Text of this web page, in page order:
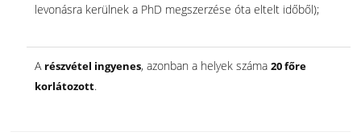
levonásra kerülnek a PhD megszerzése óta eltelt időből);
A részvétel ingyenes, azonban a helyek száma 20 főre
korlátozott.